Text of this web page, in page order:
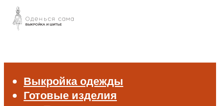
Выкройка одежды
Готовые изделия